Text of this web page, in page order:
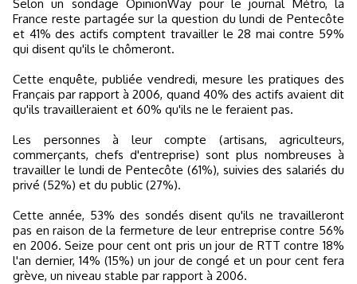
Selon un sondage OpinionWay pour le journal Métro, la
France reste partagée sur la question du lundi de Pentecôte
et 41% des actifs comptent travailler le 28 mai contre 59%
qui disent qu'ils le chômeront.
Cette enquête, publiée vendredi, mesure les pratiques des
Français par rapport à 2006, quand 40% des actifs avaient dit
qu'ils travailleraient et 60% qu'ils ne le feraient pas.
Les personnes à leur compte (artisans, agriculteurs,
commerçants, chefs d'entreprise) sont plus nombreuses à
travailler le lundi de Pentecôte (61%), suivies des salariés du
privé (52%) et du public (27%).
Cette année, 53% des sondés disent qu'ils ne travailleront
pas en raison de la fermeture de leur entreprise contre 56%
en 2006. Seize pour cent ont pris un jour de RTT contre 18%
l'an dernier, 14% (15%) un jour de congé et un pour cent fera
grève, un niveau stable par rapport à 2006.